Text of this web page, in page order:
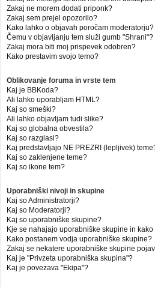
Zakaj ne morem dodati priponk?
Zakaj sem prejel opozorilo?
Kako lahko o objavah poročam moderatorju?
Čemu v objavljanju tem služi gumb "Shrani"?
Zakaj mora biti moj prispevek odobren?
Kako prestavim svojo temo?
Oblikovanje foruma in vrste tem
Kaj je BBKoda?
Ali lahko uporabljam HTML?
Kaj so smeški?
Ali lahko objavljam tudi slike?
Kaj so globalna obvestila?
Kaj so razglasi?
Kaj predstavljajo NE PREZRI (lepljivek)
Kaj so zaklenjene teme?
Kaj so ikone tem?
Uporabniški nivoji in skupine
Kaj so Administratorji?
Kaj so Moderatorji?
Kaj so uporabniške skupine?
Kje se nahajajo uporabniške skupine in
Kako postanem vodja uporabniške skupine?
Zakaj se nekatere uporabniške skupine
Kaj je "Privzeta uporabniška skupina"?
Kaj je povezava "Ekipa"?